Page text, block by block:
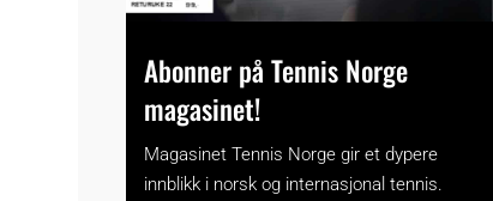
Abonner på Tennis Norge
magasinet!
Magasinet Tennis Norge gir et dypere
innblikk i norsk og internasjonal tennis.